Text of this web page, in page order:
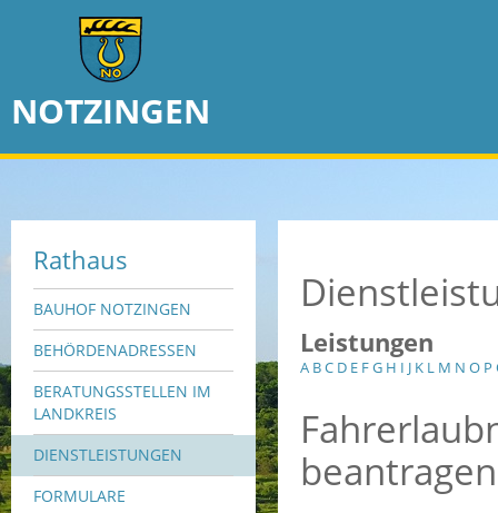
NOTZINGEN
Rathaus
BAUHOF NOTZINGEN
BEHÖRDENADRESSEN
BERATUNGSSTELLEN IM
LANDKREIS
DIENSTLEISTUNGEN
FORMULARE
Leistungen
A BC D E FG H I J K L M N O P
beantragen